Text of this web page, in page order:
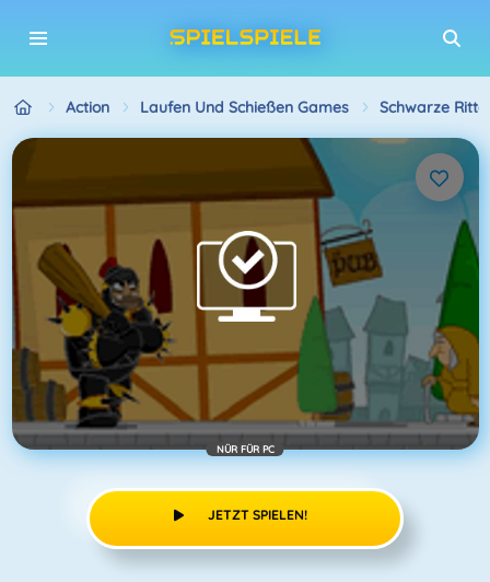
Action Laufen Und Schießen Games Schwarze
NÜR FÜR PC
JETZT SPIELEN!